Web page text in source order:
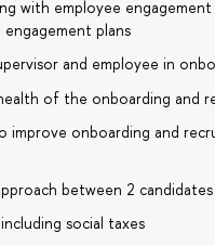
with employee
plans
and employee in
of the onboarding and
improve onboarding and
between 2 candidates
social taxes